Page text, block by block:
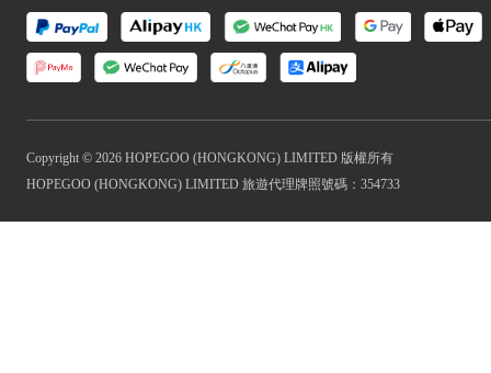
Copyright © 2026 HOPEGOO (HONGKONG) LIMITED 版權所有
HOPEGOO (HONGKONG) LIMITED 旅遊代理牌照號碼：354733